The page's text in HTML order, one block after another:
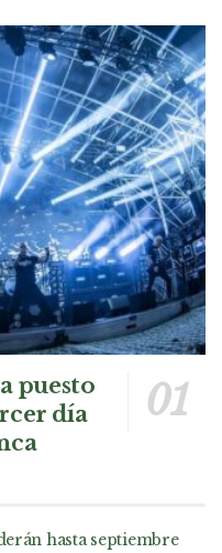
puesto
día
hasta septiembre